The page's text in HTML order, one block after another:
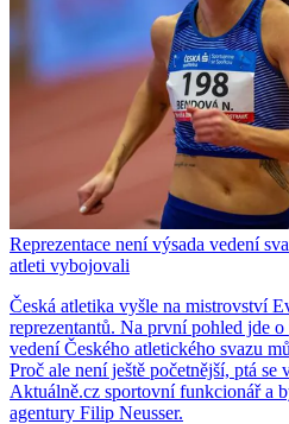
Reprezentace není výsada vedení
atleti vybojovali
Česká atletika vyšle na mistrovství
reprezentantů. Na první pohled jde
vedení Českého atletického svazu
Proč ale není ještě početnější, ptá se
Aktuálně.cz sportovní funkcionář a
agentury Filip Neusser.